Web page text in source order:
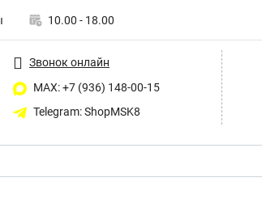
10.00 - 18.00
Звонок онлайн
MAX: +7 (936) 148-00-15
Telegram: ShopMSK8